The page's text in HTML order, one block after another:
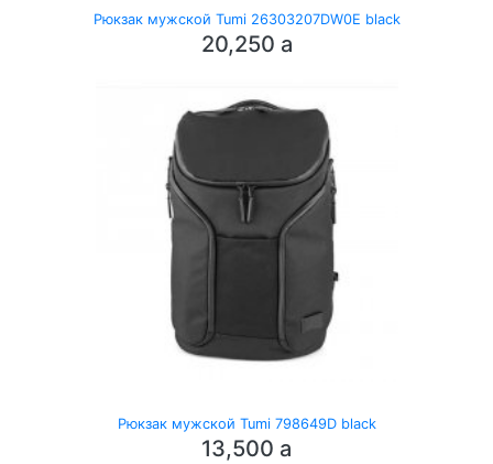
Рюкзак мужской Tumi 26303207DW0E black
20,250 a
Рюкзак мужской Tumi 798649D black
13,500 a